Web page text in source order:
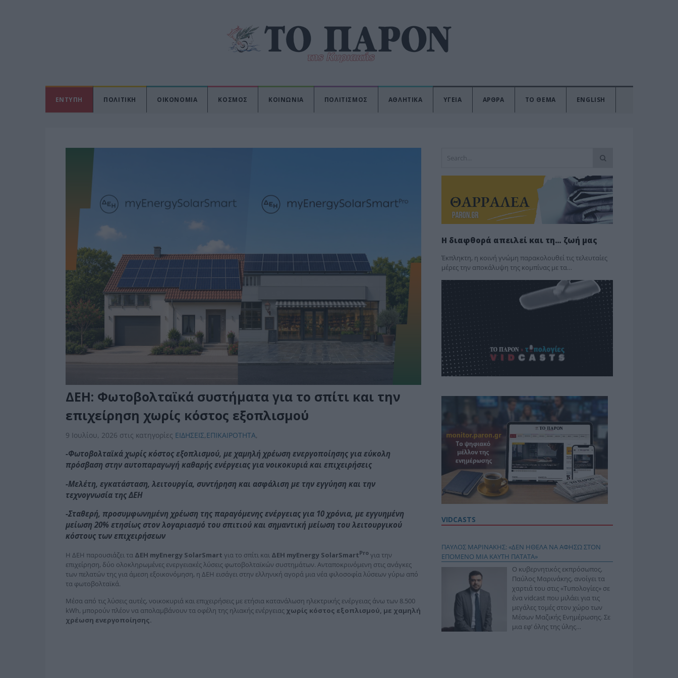
ΕΝΤΥΠΗ ΠΟΛΙΤΙΚΗ ΟΙΚΟΝΟΜΙΑ ΚΟΣΜΟΣ ΚΟΙΝΩΝΙΑ ΠΟΛΙΤΙΣΜΟΣ ΑΘΛΗΤΙΚΑ ΥΓΕΙΑ ΑΡΘΡΑ ΤΟ ΘΕΜΑ ENGLISH
ΔΕΗ: Φωτοβολταϊκά συστήματα για το σπίτι και την
επιχείρηση χωρίς κόστος εξοπλισμού
9 Ιουλίου, 2026 στις κατηγορίες ΕΙΔΗΣΕΙΣ,ΕΠΙΚΑΙΡΟΤΗΤΑ,
-Φωτοβολταϊκά χωρίς κόστος εξοπλισμού, με χαμηλή χρέωση ενεργοποίησης για εύκολη
πρόσβαση στην αυτοπαραγωγή καθαρής ενέργειας για νοικοκυριά και επιχειρήσεις
-Μελέτη, εγκατάσταση, λειτουργία, συντήρηση και ασφάλιση με την εγγύηση και την
τεχνογνωσία της ΔΕΗ
-Σταθερή, προσυμφωνημένη χρέωση της παραγόμενης ενέργειας για 10 χρόνια, με εγγυημένη
μείωση 20% ετησίως στον λογαριασμό του σπιτιού και σημαντική μείωση του λειτουργικού
κόστους των επιχειρήσεων
Η ΔΕΗ παρουσιάζει τα ΔΕΗ myEnergy SolarSmart για το σπίτι και ΔΕΗ myEnergy SolarSmartProγια την
επιχείρηση, δύο ολοκληρωμένες ενεργειακές λύσεις φωτοβολταϊκών συστημάτων. Ανταποκρινόμενη στις ανάγκες
των πελατών της για άμεση εξοικονόμηση, η ΔΕΗ εισάγει στην ελληνική αγορά μια νέα φιλοσοφία λύσεων γύρω από
τα φωτοβολταϊκά.
Μέσα από τις λύσεις αυτές, νοικοκυριά και επιχειρήσεις με ετήσια κατανάλωση ηλεκτρικής ενέργειας άνω των 8.500
kWh, μπορούν πλέον να απολαμβάνουν τα οφέλη της ηλιακής ενέργειας χωρίς κόστος εξοπλισμού, με χαμηλή
χρέωση ενεργοποίησης.
Η διαφθορά απειλεί και τη… ζωή μας
Έκπληκτη, η κοινή γνώμη παρακολουθεί τις τελευταίες
μέρες την αποκάλυψη της κο­μπίνας με τα…
VIDCASTS
ΠΑΥΛΟΣ ΜΑΡΙΝΑΚΗΣ: «ΔΕΝ ΗΘΕΛΑ ΝΑ ΑΦΗΣΩ ΣΤΟΝ
ΕΠΟΜΕΝΟ ΜΙΑ ΚΑΥΤΗ ΠΑΤΑΤΑ»
Ο κυβερνητικός εκπρόσωπος,
Παύλος Μαρινάκης, ανοίγει τα
χαρτιά του στις «Τυπολογίες» σε
ένα vidcast που μιλάει για τις
μεγάλες τομές στον χώρο των
Μέσων Μαζικής Ενημέρωσης. Σε
μια εφ’ όλης της ύλης